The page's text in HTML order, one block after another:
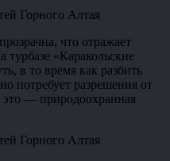
что отражает
«Каракольские
в то время как разбить
потребует разрешения от
это — природоохранная